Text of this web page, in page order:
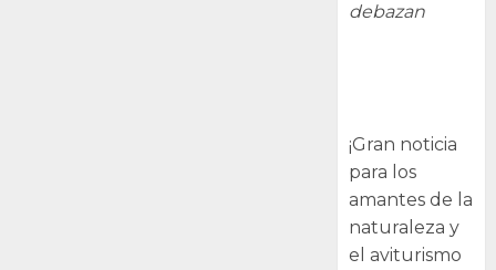
debazan
¡Gran noticia
para los
amantes de la
naturaleza y
el aviturismo